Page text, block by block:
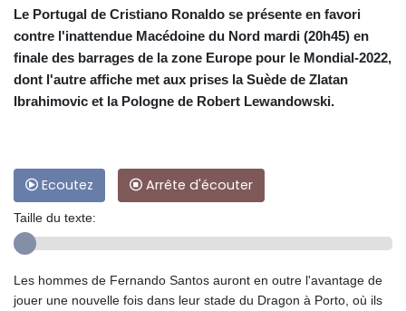
Le Portugal de Cristiano Ronaldo se présente en favori
contre l'inattendue Macédoine du Nord mardi (20h45) en
finale des barrages de la zone Europe pour le Mondial-2022,
dont l'autre affiche met aux prises la Suède de Zlatan
Ibrahimovic et la Pologne de Robert Lewandowski.
Ecoutez Arrête d'écouter
Taille du texte:
Les hommes de Fernando Santos auront en outre l'avantage de
jouer une nouvelle fois dans leur stade du Dragon à Porto, où ils